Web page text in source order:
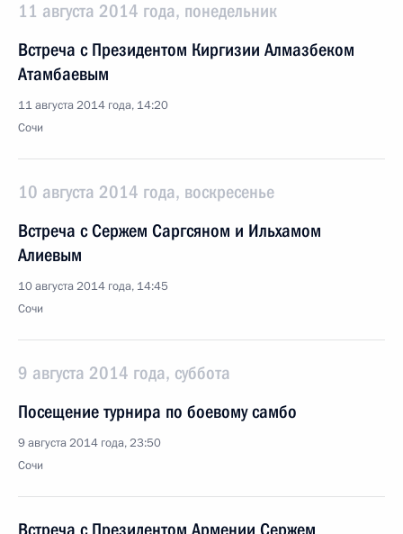
11 августа 2014 года, понедельник
Встреча с Президентом Киргизии Алмазбеком
Атамбаевым
11 августа 2014 года, 14:20
Сочи
10 августа 2014 года, воскресенье
Встреча с Сержем Саргсяном и Ильхамом
Алиевым
10 августа 2014 года, 14:45
Сочи
9 августа 2014 года, суббота
Посещение турнира по боевому самбо
9 августа 2014 года, 23:50
Сочи
Встреча с Президентом Армении Сержем